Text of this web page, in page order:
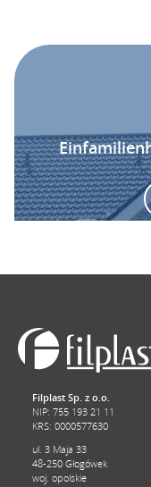
Filplast Sp. z o.o.
NIP: 755 193 21 11
KRS: 0000577630
ul. 3 Maja 33
48-250 Głogówek
woj. opolskie